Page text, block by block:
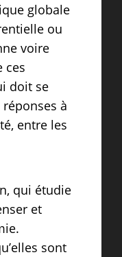
globale
ou
voire
ces
doit se
à
entre les
qui étudie
et
sont